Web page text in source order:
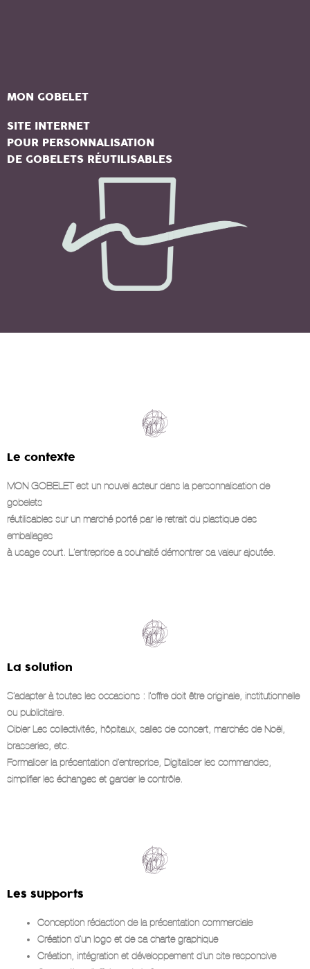
MON GOBELET
SITE INTERNET
POUR PERSONNALISATION
DE GOBELETS RÉUTILISABLES
Le contexte
MON GOBELET est un nouvel acteur dans la personnalisation de
gobelets
réutilisables sur un marché porté par le retrait du plastique des
emballages
à usage court. L’entreprise a souhaité démontrer sa valeur ajoutée.
La solution
S’adapter à toutes les occasions : l’offre doit être originale, institutionnelle
ou publicitaire.
Cibler Les collectivités, hôpitaux, salles de concert, marchés de Noël,
brasseries, etc.
Formaliser la présentation d’entreprise, Digitaliser les commandes,
simplifier les échanges et garder le contrôle.
Les supports
Conception rédaction de la présentation commerciale
Création d’un logo et de sa charte graphique
Création, intégration et développement d’un site responsive